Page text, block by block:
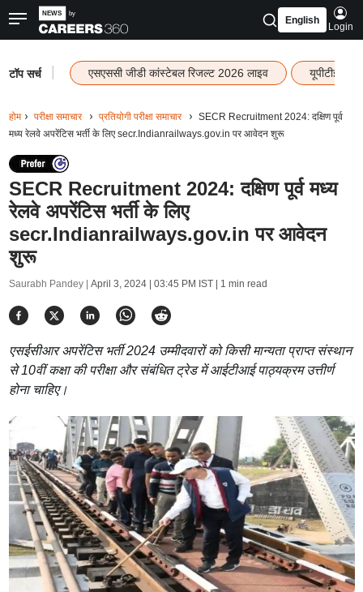
English
Login
टॉप सर्च एसएससी जीडी कांस्टेबल रिजल्ट 2026 लाइव यूपीटीईटी
होम परीक्षा समाचार प्रतियोगी परीक्षा समाचार
SECR Recruitment 2024: दक्षिण पूर्व
मध्य रेलवे अपरेंटिस भर्ती के लिए secr.Indianrailways.gov.in पर आवेदन शुरू
SECR Recruitment 2024: दक्षिण पूर्व मध्य
रेलवे अपरेंटिस भर्ती के लिए
secr.Indianrailways.gov.in पर आवेदन
शुरू
Saurabh Pandey | April 3, 2024 | 03:45 PM IST| 1 min read
एसईसीआर अपरेंटिस भर्ती 2024 उम्मीदवारों को किसी मान्यता प्राप्त संस्थान
से 10वीं कक्षा की परीक्षा और संबंधित ट्रेड में आईटीआई पाठ्यक्रम उत्तीर्ण
होना चाहिए।